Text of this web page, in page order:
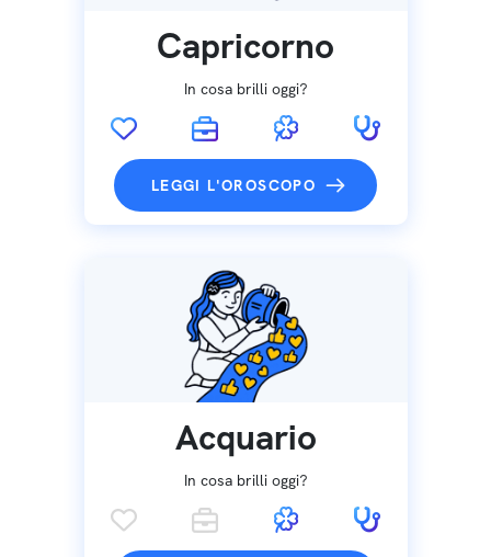
Capricorno
In cosa brilli oggi?
LEGGI L'OROSCOPO
Acquario
In cosa brilli oggi?